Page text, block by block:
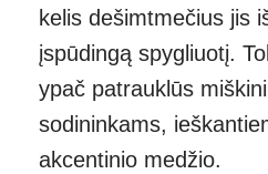
kelis dešimtmečius jis
įspūdingą spygliuotį.
ypač patrauklūs
sodininkams,
akcentinio medžio.